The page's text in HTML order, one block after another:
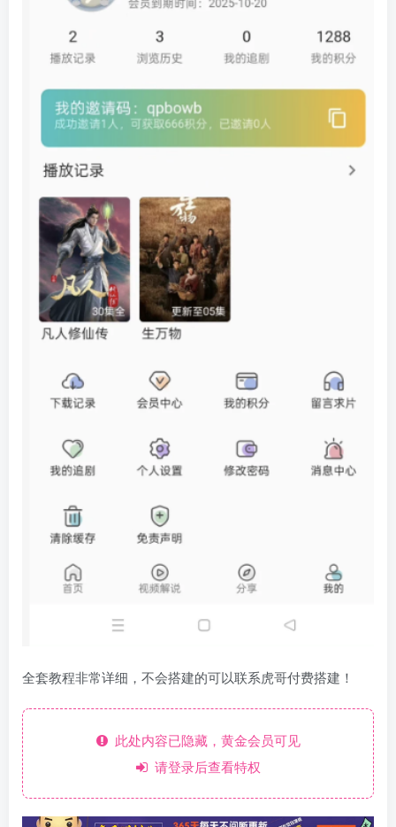
全套教程非常详细，不会搭建的可以联系虎哥付费搭建！
此处内容已隐藏，黄金会员可见
请登录后查看特权